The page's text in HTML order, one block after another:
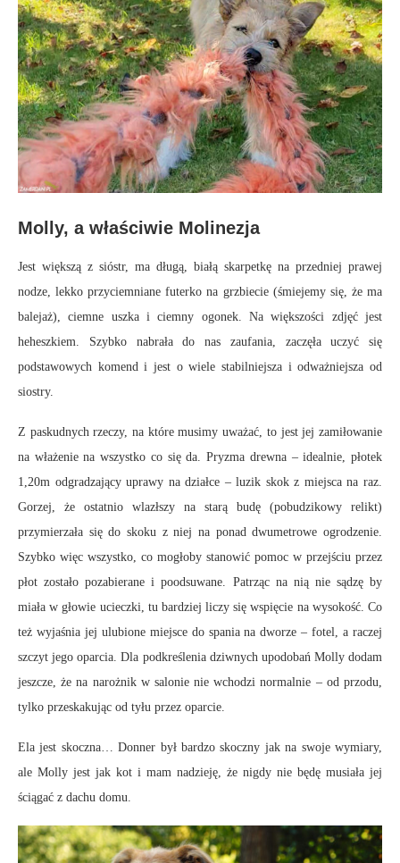
Molly, a właściwie Molinezja
Jest większą z sióstr, ma długą, białą skarpetkę na przedniej prawej
nodze, lekko przyciemniane futerko na grzbiecie (śmiejemy się, że ma
balejaż), ciemne uszka i ciemny ogonek. Na większości zdjęć jest
heheszkiem. Szybko nabrała do nas zaufania, zaczęła uczyć się
podstawowych komend i jest o wiele stabilniejsza i odważniejsza od
siostry.
Z paskudnych rzeczy, na które musimy uważać, to jest jej zamiłowanie
na włażenie na wszystko co się da. Pryzma drewna – idealnie, płotek
1,20m odgradzający uprawy na działce – luzik skok z miejsca na raz.
Gorzej, że ostatnio wlazłszy na starą budę (pobudzikowy relikt)
przymierzała się do skoku z niej na ponad dwumetrowe ogrodzenie.
Szybko więc wszystko, co mogłoby stanowić pomoc w przejściu przez
płot zostało pozabierane i poodsuwane. Patrząc na nią nie sądzę by
miała w głowie ucieczki, tu bardziej liczy się wspięcie na wysokość. Co
też wyjaśnia jej ulubione miejsce do spania na dworze – fotel, a raczej
szczyt jego oparcia. Dla podkreślenia dziwnych upodobań Molly dodam
jeszcze, że na narożnik w salonie nie wchodzi normalnie – od przodu,
tylko przeskakując od tyłu przez oparcie.
Ela jest skoczna… Donner był bardzo skoczny jak na swoje wymiary,
ale Molly jest jak kot i mam nadzieję, że nigdy nie będę musiała jej
ściągać z dachu domu.